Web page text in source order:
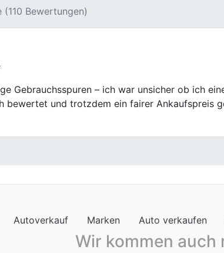
Bewertungen)
war äußerst positiv. Die Mitarbeiter
Der gesamte Prozess verlief absolut
Wir kommen auch
Autoankauf in Rheinland-Pfalz